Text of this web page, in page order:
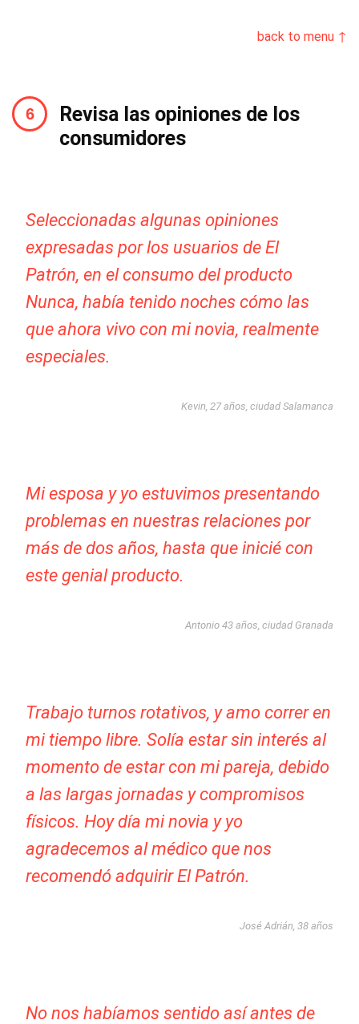
back to menu ↑
Revisa las opiniones de los
consumidores
Seleccionadas algunas opiniones
expresadas por los usuarios de El
Patrón, en el consumo del producto
Nunca, había tenido noches cómo las
que ahora vivo con mi novia, realmente
especiales.
Kevin, 27 años, ciudad Salamanca
Mi esposa y yo estuvimos presentando
problemas en nuestras relaciones por
más de dos años, hasta que inicié con
este genial producto.
Antonio 43 años, ciudad Granada
Trabajo turnos rotativos, y amo correr en
mi tiempo libre. Solía estar sin interés al
momento de estar con mi pareja, debido
a las largas jornadas y compromisos
físicos. Hoy día mi novia y yo
agradecemos al médico que nos
recomendó adquirir El Patrón.
José Adrián, 38 años
No nos habíamos sentido así antes de